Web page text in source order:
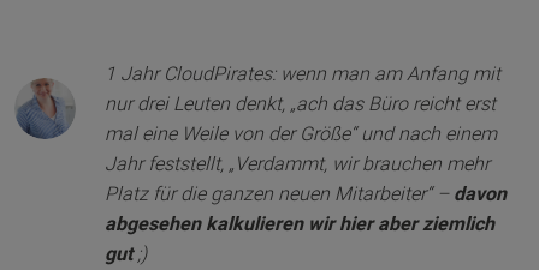
1 Jahr CloudPirates: wenn man am Anfang mit
nur drei Leuten denkt, „ach das Büro reicht erst
mal eine Weile von der Größe“ und nach einem
Jahr feststellt, „Verdammt, wir brauchen mehr
Platz für die ganzen neuen Mitarbeiter“ – davon
abgesehen kalkulieren wir hier aber ziemlich
gut;)